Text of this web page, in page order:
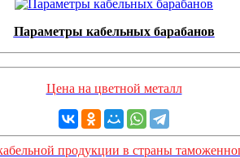
Параметры кабельных барабанов
Цена на цветной металл
продукции в страны